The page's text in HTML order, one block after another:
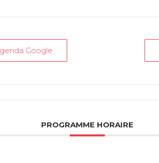
Google
PROGRAMME HORAIRE